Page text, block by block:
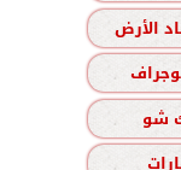
الأرض
شو